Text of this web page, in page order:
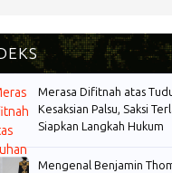
Merasa Difitnah atas
Kesaksian Palsu, Saksi
Siapkan Langkah Hukum
Mengenal Benjamin